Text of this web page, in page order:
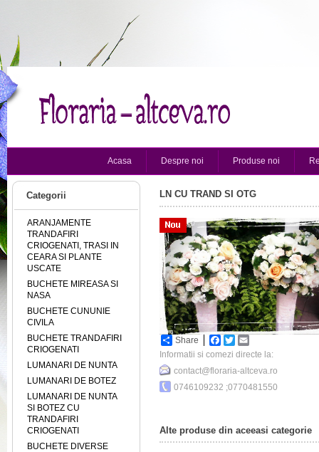
Acasa Despre noi Produse noi
Categorii
ARANJAMENTE
TRANDAFIRI
CRIOGENATI, TRASI IN
CEARA SI PLANTE
USCATE
BUCHETE MIREASA SI
NASA
BUCHETE CUNUNIE
CIVILA
BUCHETE TRANDAFIRI
CRIOGENATI
LUMANARI DE NUNTA
LUMANARI DE BOTEZ
LUMANARI DE NUNTA
SI BOTEZ CU
TRANDAFIRI
CRIOGENATI
BUCHETE DIVERSE
LN CU TRAND SI OTG
Share Facebook
Twitter
Informatii si comezi directe la:
contact@floraria-altceva.ro
0746109232 ;0770481550
Alte produse din aceeasi categorie